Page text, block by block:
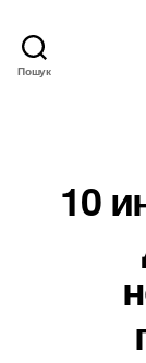
Пошук
10